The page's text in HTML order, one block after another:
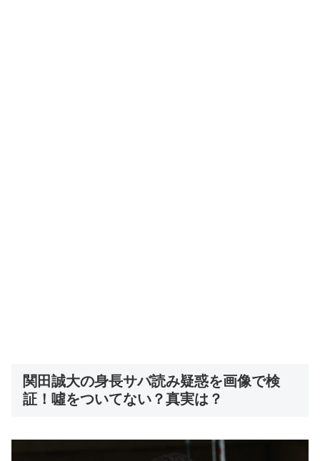
関田誠大の身長サバ読み疑惑を画像で検
証！噓をついてない？真実は？